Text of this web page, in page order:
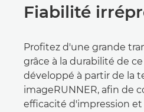
Fiabilité
Profitez d'une grande
grâce à la durabilité de
développé à partir de la
imageRUNNER, afin de
efficacité d'impression